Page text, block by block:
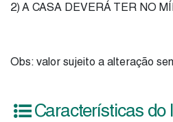
2) A CASA DEVERÁ TER NO
Obs: valor sujeito a alteração
Características do